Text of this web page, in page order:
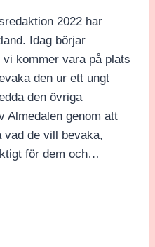
2022 har
Idag börjar
kommer vara på plats
den ur ett ungt
den övriga
Almedalen genom att
vad de vill bevaka,
för dem och…